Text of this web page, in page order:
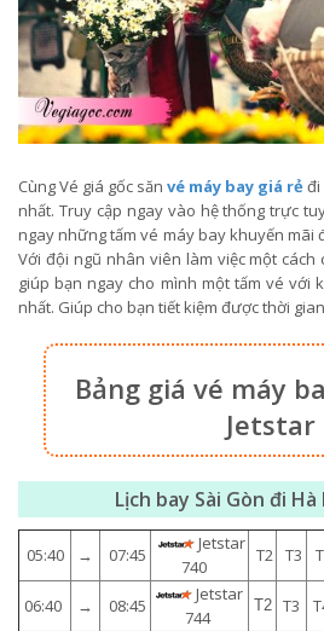
Cùng Vé giá gốc săn vé máy bay giá rẻ đi
nhất. Truy cập ngay vào hệ thống trực
ngay những tấm vé máy bay khuyến mãi
Với đội ngũ nhân viên làm việc một
giúp bạn ngay cho mình một tấm vé với
nhất. Giúp cho bạn tiết kiệm được thời
Bảng giá vé máy
Jetstar
Lịch bay Sài Gòn đi
05:40 → 07:45
Jetstar
740
T2 T3
06:40
→ 08:45
Jetstar
744
T2 T3